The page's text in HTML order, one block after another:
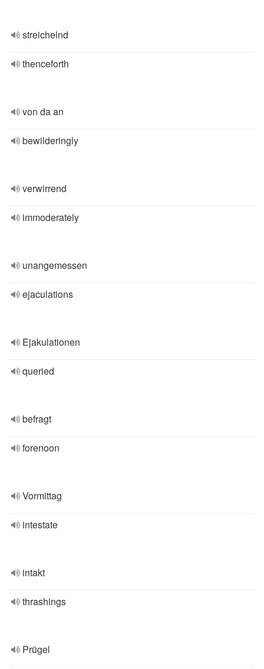
streichelnd
thenceforth
von da an
bewilderingly
verwirrend
immoderately
unangemessen
ejaculations
Ejakulationen
queried
befragt
forenoon
Vormittag
intestate
intakt
thrashings
Prügel